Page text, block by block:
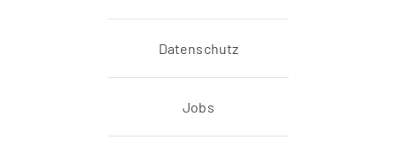
Datenschutz
Jobs